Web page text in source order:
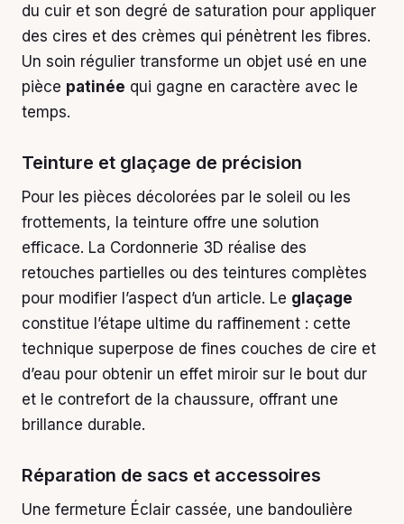
du cuir et son degré de saturation pour appliquer
des cires et des crèmes qui pénètrent les fibres.
Un soin régulier transforme un objet usé en une
pièce patinée qui gagne en caractère avec le
temps.
Teinture et glaçage de précision
Pour les pièces décolorées par le soleil ou les
frottements, la teinture offre une solution
efficace. La Cordonnerie 3D réalise des
retouches partielles ou des teintures complètes
pour modifier l’aspect d’un article. Le glaçage
constitue l’étape ultime du raffinement : cette
technique superpose de fines couches de cire et
d’eau pour obtenir un effet miroir sur le bout dur
et le contrefort de la chaussure, offrant une
brillance durable.
Réparation de sacs et accessoires
Une fermeture Éclair cassée, une bandoulière